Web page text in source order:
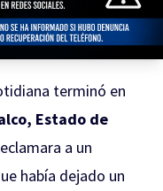
terminó en
Estado de
a un
había dejado un